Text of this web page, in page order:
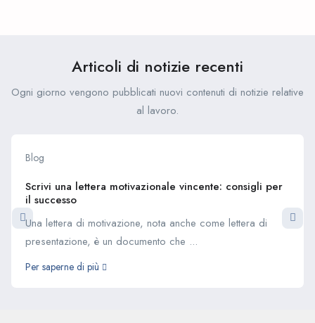
Articoli di notizie recenti
Ogni giorno vengono pubblicati nuovi contenuti di notizie relative
al lavoro.
Blog
Scrivi una lettera motivazionale vincente: consigli per
il successo
Una lettera di motivazione, nota anche come lettera di
presentazione, è un documento che ...
Per saperne di più